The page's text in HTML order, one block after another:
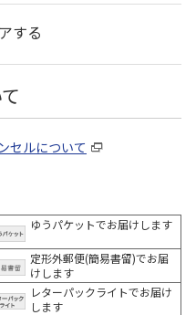
する
セルについて
ゆうパケットでお届けします
定形外郵便(簡易書留)でお届
けします
レターパックライトでお届け
します